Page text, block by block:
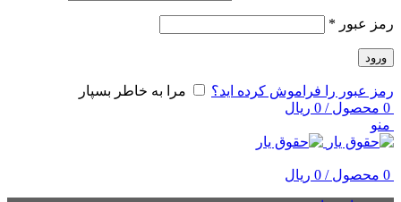
رمز عبور *
ورود
رمز عبور را فراموش کرده اید؟
مرا به خاطر بسپار
0 محصول /
0 ریال
منو
0 محصول /
0 ریال